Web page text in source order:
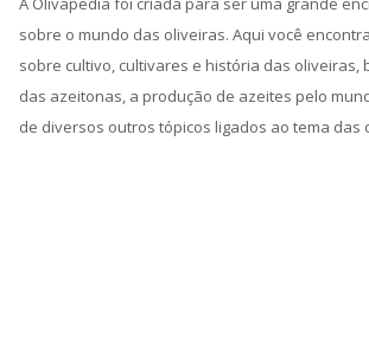
sobre o mundo das oliveiras. Aqui você
sobre cultivo, cultivares e história das oliveiras,
das azeitonas, a produção de azeites pelo
de diversos outros tópicos ligados ao tema das